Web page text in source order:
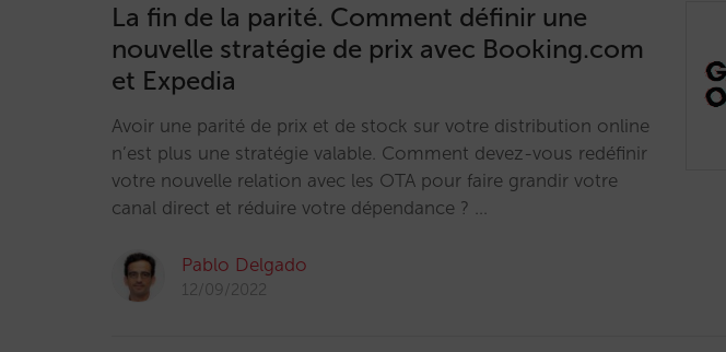
La fin de la parité. Comment définir une
nouvelle stratégie de prix avec Booking.com
et Expedia
Avoir une parité de prix et de stock sur votre distribution online
n’est plus une stratégie valable. Comment devez-vous redéfinir
votre nouvelle relation avec les OTA pour faire grandir votre
canal direct et réduire votre dépendance ? …
Pablo Delgado
12/09/2022